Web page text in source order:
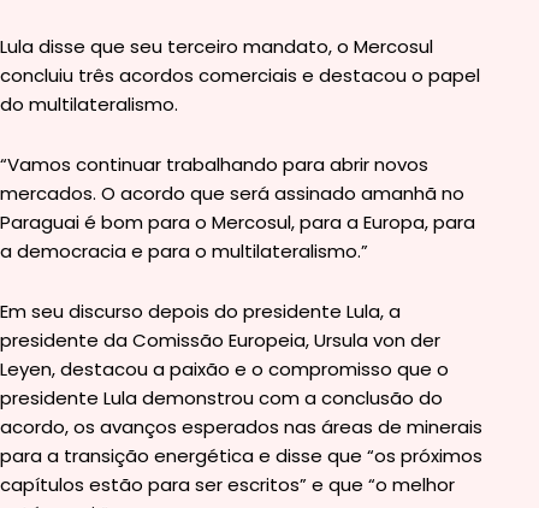
Lula disse que seu terceiro mandato, o Mercosul
concluiu três acordos comerciais e destacou o papel
do multilateralismo.
“Vamos continuar trabalhando para abrir novos
mercados. O acordo que será assinado amanhã no
Paraguai é bom para o Mercosul, para a Europa, para
a democracia e para o multilateralismo.”
Em seu discurso depois do presidente Lula, a
presidente da Comissão Europeia, Ursula von der
Leyen, destacou a paixão e o compromisso que o
presidente Lula demonstrou com a conclusão do
acordo, os avanços esperados nas áreas de minerais
para a transição energética e disse que “os próximos
capítulos estão para ser escritos” e que “o melhor